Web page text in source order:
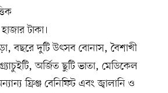
টাকা।
বছরে দুটি উৎসব বোনাস, বৈশাখী
অর্জিত ছুটি ভাতা, মেডিকেল
ফ্রিঞ্জ বেনিফিট এবং জ্বালানি ও